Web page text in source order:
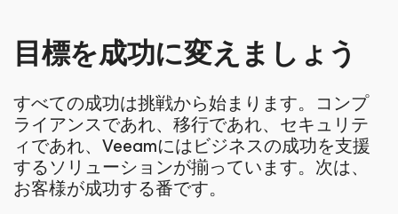
目標を成功に変えましょう
すべての成功は挑戦から始まります。コンプ
ライアンスであれ、移行であれ、セキュリテ
ィであれ、Veeamにはビジネスの成功を支援
するソリューションが揃っています。次は、
お客様が成功する番です。